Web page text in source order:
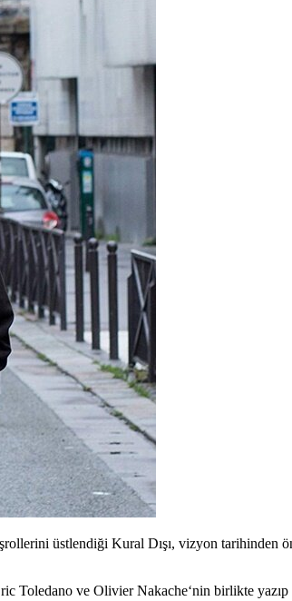
üstlendiği Kural Dışı, vizyon tarihinden
Toledano ve Olivier Nakache‘nin birlikte